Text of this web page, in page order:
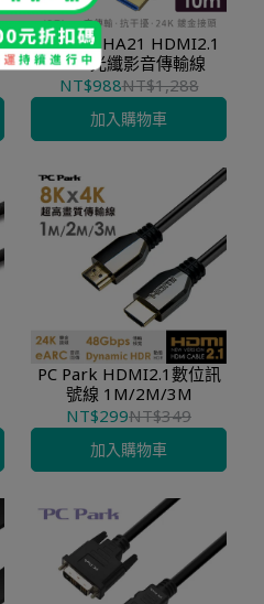
PC Park HA21 HDMI2.1
AOC 光纖影音傳輸線
NT$988NT$1,288
加入購物車
PC Park HDMI2.1數位訊
號線 1M/2M/3M
NT$299NT$349
加入購物車